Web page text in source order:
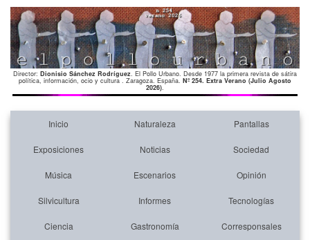
Director: Dionisio Sánchez Rodríguez. El Pollo Urbano. Desde 1977 la primera revista de sátira
política, información, ocio y cultura . Zaragoza. España. Nº 254. Extra Verano (Julio Agosto
2026).
Inicio Naturaleza Pantallas
Exposiciones Noticias Sociedad
Música Escenarios Opinión
Silvicultura Informes Tecnologías
Ciencia Gastronomía Corresponsales